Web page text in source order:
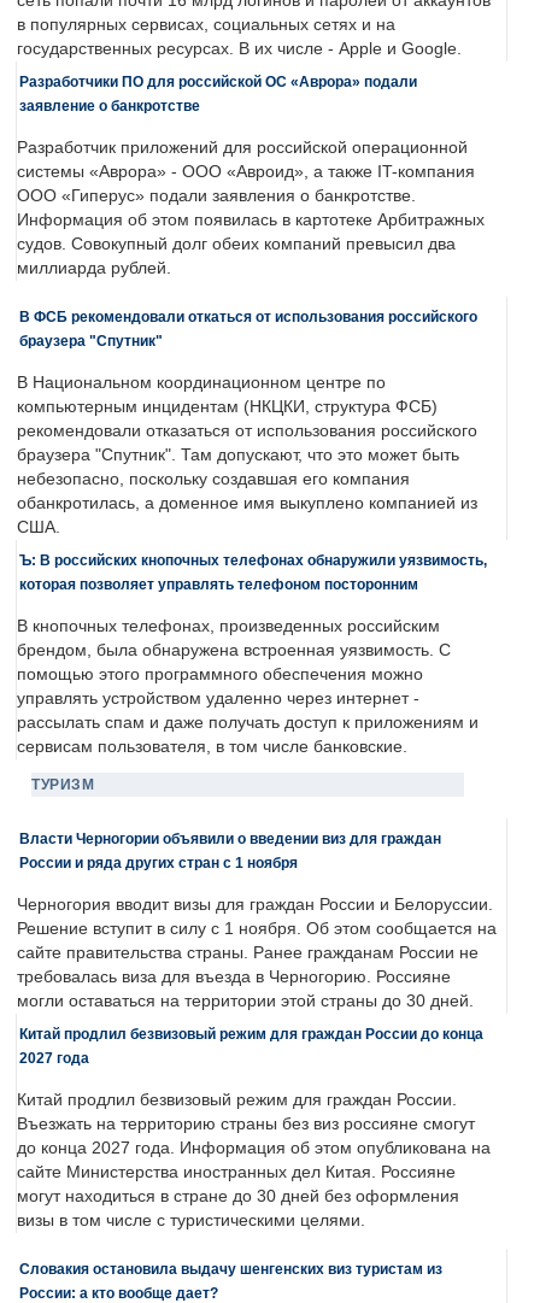
в популярных сервисах, социальных сетях и на
государственных ресурсах. В их числе - Apple и Google.
Разработчики ПО для российской ОС «Аврора» подали
заявление о банкротстве
Разработчик приложений для российской операционной
системы «Аврора» - ООО «Авроид», а также IT-компания
ООО «Гиперус» подали заявления о банкротстве.
Информация об этом появилась в картотеке Арбитражных
судов. Совокупный долг обеих компаний превысил два
миллиарда рублей.
В ФСБ рекомендовали откаться от использования российского
браузера "Спутник"
В Национальном координационном центре по
компьютерным инцидентам (НКЦКИ, структура ФСБ)
рекомендовали отказаться от использования российского
браузера "Спутник". Там допускают, что это может быть
небезопасно, поскольку создавшая его компания
обанкротилась, а доменное имя выкуплено компанией из
США.
Ъ: В российских кнопочных телефонах обнаружили уязвимость,
которая позволяет управлять телефоном посторонним
В кнопочных телефонах, произведенных российским
брендом, была обнаружена встроенная уязвимость. С
помощью этого программного обеспечения можно
управлять устройством удаленно через интернет -
рассылать спам и даже получать доступ к приложениям и
сервисам пользователя, в том числе банковские.
ТУРИЗМ
Власти Черногории объявили о введении виз для граждан
России и ряда других стран с 1 ноября
Черногория вводит визы для граждан России и Белоруссии.
Решение вступит в силу с 1 ноября. Об этом сообщается на
сайте правительства страны. Ранее гражданам России не
требовалась виза для въезда в Черногорию. Россияне
могли оставаться на территории этой страны до 30 дней.
Китай продлил безвизовый режим для граждан России до конца
2027 года
Китай продлил безвизовый режим для граждан России.
Въезжать на территорию страны без виз россияне смогут
до конца 2027 года. Информация об этом опубликована на
сайте Министерства иностранных дел Китая. Россияне
могут находиться в стране до 30 дней без оформления
визы в том числе с туристическими целями.
Словакия остановила выдачу шенгенских виз туристам из
России: а кто вообще дает?